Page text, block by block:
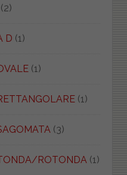
(2)
D (1)
(1)
(1)
(3)
ROTONDA (1)